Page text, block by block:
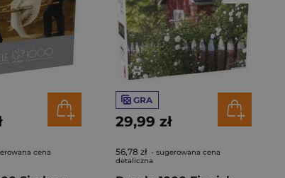
cena
GRA
29,99 zł
56,78 zł - sugerowana cena
detaliczna